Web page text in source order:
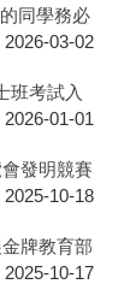
同學務必
2026-03-02
班考試入
2026-01-01
發明競賽
2025-10-18
牌教育部
2025-10-17